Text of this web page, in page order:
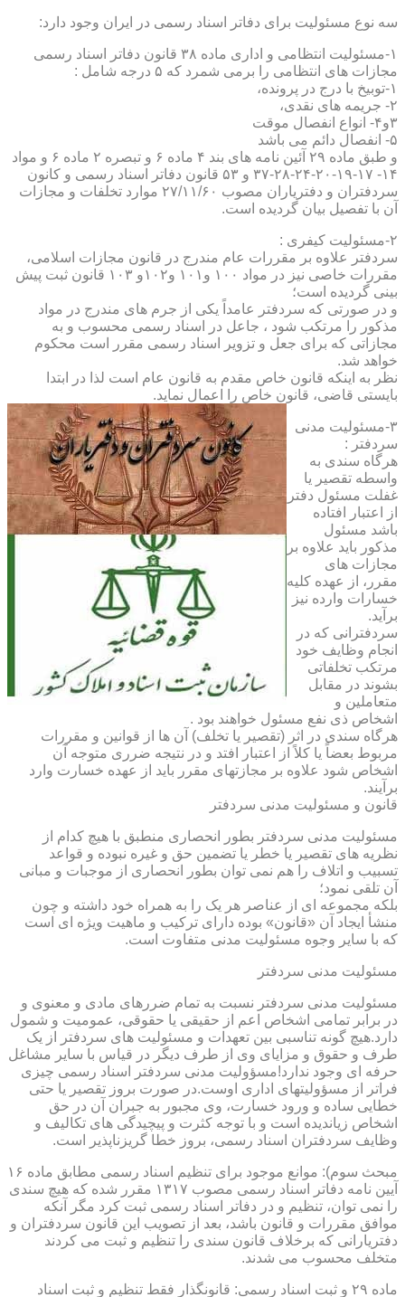
سه نوع مسئولیت برای دفاتر اسناد رسمی در ایران وجود دارد:
۱-مسئولیت انتظامی و اداری ماده ۳۸ قانون دفاتر اسناد رسمی
مجازات های انتظامی را برمی شمرد که ۵ درجه شامل :
۱-توبیخ با درج در پرونده،
۲- جریمه های نقدی،
۳و۴- انواع انفصال موقت
۵- انفصال دائم می باشد
و طبق ماده ۲۹ آئین نامه های بند ۴ ماده ۶ و تبصره ۲ ماده ۶ و مواد
۱۴- ۱۷-۱۹-۲۰-۲۴-۲۸-۳۷ و ۵۳ قانون دفاتر اسناد رسمی و کانون
سردفتران و دفتریاران مصوب ۲۷/۱۱/۶۰ موارد تخلفات و مجازات
آن با تفصیل بیان گردیده است.
۲-مسئولیت کیفری :
سردفتر علاوه بر مقررات عام مندرج در قانون مجازات اسلامی،
مقررات خاصی نیز در مواد ۱۰۰ و۱۰۱ و۱۰۲و ۱۰۳ قانون ثبت پیش
بینی گردیده است؛
و در صورتی که سردفتر عامداً یکی از جرم های مندرج در مواد
مذکور را مرتکب شود ، جاعل در اسناد رسمی محسوب و به
مجازاتی که برای جعل و تزویر اسناد رسمی مقرر است محکوم
خواهد شد.
نظر به اینکه قانون خاص مقدم به قانون عام است لذا در ابتدا
بایستی قاضی، قانون خاص را اعمال نماید.
۳-مسئولیت مدنی
سردفتر :
هرگاه سندی به
واسطه تقصیر یا
غفلت مسئول دفتر
از اعتبار افتاده
باشد مسئول
مذکور باید علاوه بر
مجازات های
مقرر، از عهده کلیه
خسارات وارده نیز
برآید.
سردفترانی که در
انجام وظایف خود
مرتکب تخلفاتی
بشوند در مقابل
متعاملین و
اشخاص ذی نفع مسئول خواهند بود .
هرگاه سندی در اثر (تقصیر یا تخلف) آن ها از قوانین و مقررات
مربوط بعضاً یا کلاً از اعتبار افتد و در نتیجه ضرری متوجه آن
اشخاص شود علاوه بر مجازتهای مقرر باید از عهده خسارت وارد
برآیند.
قانون و مسئولیت مدنی سردفتر
مسئولیت مدنی سردفتر بطور انحصاری منطبق با هیچ کدام از
نظریه های تقصیر یا خطر یا تضمین حق و غیره نبوده و قواعد
تسبیب و اتلاف را هم نمی توان بطور انحصاری از موجبات و مبانی
آن تلقی نمود؛
بلکه مجموعه ای از عناصر هر یک را به همراه خود داشته و چون
منشأ ایجاد آن «قانون» بوده دارای ترکیب و ماهیت ویژه ای است
که با سایر وجوه مسئولیت مدنی متفاوت است.
مسئولیت مدنی سردفتر
مسئولیت مدنی سردفتر نسبت به تمام ضررهای مادی و معنوی و
در برابر تمامی اشخاص اعم از حقیقی یا حقوقی، عمومیت و شمول
دارد.هیچ گونه تناسبی بین تعهدات و مسئولیت های سردفتر از یک
طرف و حقوق و مزایای وی از طرف دیگر در قیاس با سایر مشاغل
حرفه ای وجود ندارد!مسؤولیت مدنی سردفتر اسناد رسمی چیزی
فراتر از مسؤولیتهای اداری اوست.در صورت بروز تقصیر یا حتی
خطایی ساده و ورود خسارت، وی مجبور به جبران آن در حق
اشخاص زیاندیده است و با توجه کثرت و پیچیدگی های تکالیف و
وظایف سردفتران اسناد رسمی، بروز خطا گریزناپذیر است.
مبحث سوم): موانع موجود برای تنظیم اسناد رسمی مطابق ماده ۱۶
آیین نامه دفاتر اسناد رسمی مصوب ۱۳۱۷ مقرر شده که هیچ سندی
را نمی توان، تنظیم و در دفاتر اسناد رسمی ثبت کرد مگر آنکه
موافق مقررات و قانون باشد، بعد از تصویب این قانون سردفتران و
دفتریارانی که برخلاف قانون سندی را تنظیم و ثبت می کردند
متخلف محسوب می شدند.
ماده ۲۹ و ثبت اسناد رسمی: قانونگذار فقط تنظیم و ثبت اسناد